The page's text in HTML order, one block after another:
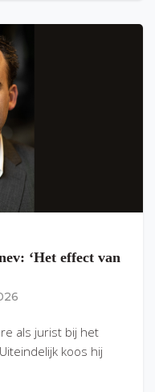
‘Het effect van
als jurist bij het
koos hij